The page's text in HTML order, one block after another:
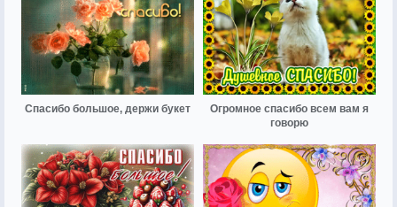
Спасибо большое, держи букет
Огромное спасибо всем вам я
говорю